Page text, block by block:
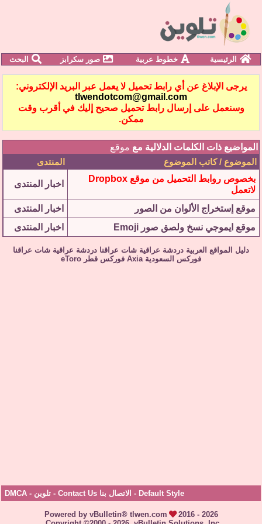
الرئيسية خطوط عربية صور سكرابز البحث
يرجى الإبلاغ عن أي رابط تحميل لا يعمل عبر البريد الإلكتروني:
tlwendotcom@gmail.com
وسنعمل على إرسال رابط تحميل صحيح إليك في أقرب وقت
ممكن.
المواضيع ذات الكلمات الدلالية مع موقع
الموضوع / كاتب الموضوع المنتدى
بخصوص روابط التحميل من موقع Dropbox
لاتعمل
اخبار المنتدى
موقع إستخراج الألوان من الصور
اخبار المنتدى
موقع ايموجي نسخ ولصق صور Emoji
اخبار المنتدى
دليل المواقع العربية دردشة عراقية شات عراقنا دردشة عراقية شات عراقنا
فوركس السعودية Axia فوركس قطر eToro
Default Style
- الاتصال بنا Contact Us - تلوين -
DMCA
Powered by vBulletin® tlwen.com
2016 - 2026